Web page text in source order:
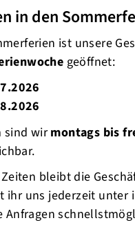
in den
ist unsere
geöffnet:
sind wirmontags bis
bleibt die
ihr uns jederzeit unter
Anfragen